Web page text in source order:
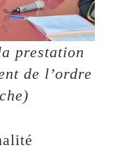
prestation
de l’ordre